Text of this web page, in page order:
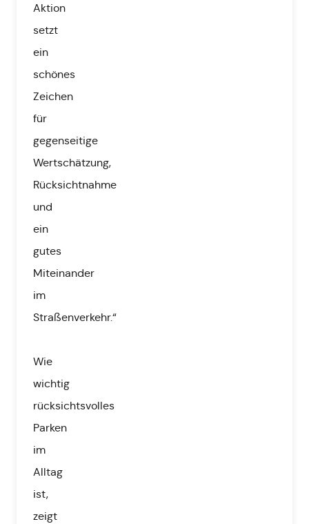
Aktion
setzt
ein
schönes
Zeichen
für
gegenseitige
Wertschätzung,
Rücksichtnahme
und
ein
gutes
Miteinander
im
Straßenverkehr.“
Wie
wichtig
rücksichtsvolles
Parken
im
Alltag
ist,
zeigt